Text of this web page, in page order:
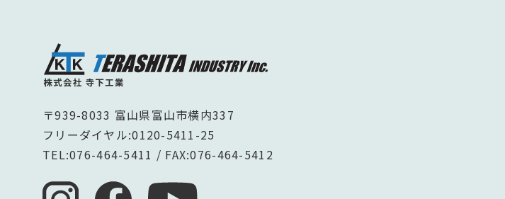
〒939-8033 富山県富山市横内337
フリーダイヤル:0120-5411-25
TEL:076-464-5411 / FAX:076-464-5412